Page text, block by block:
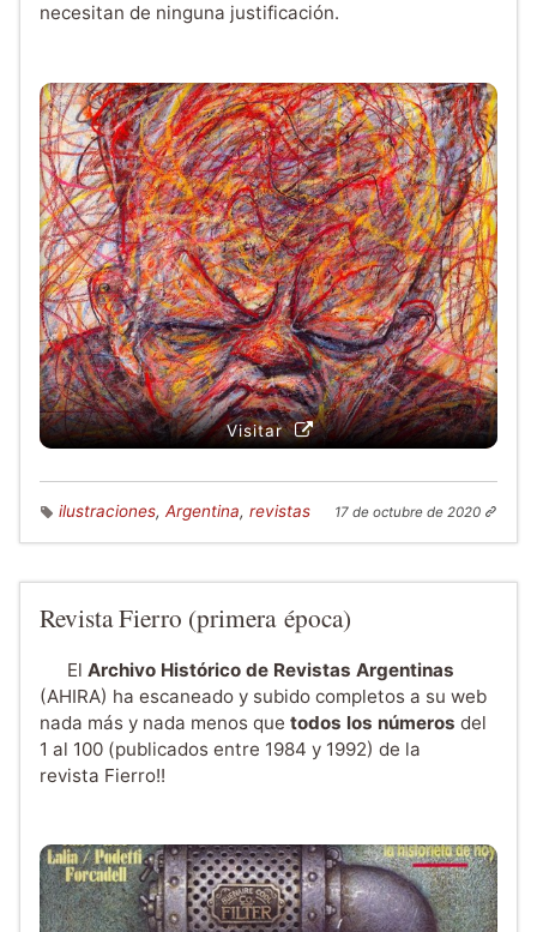
necesitan de ninguna justificación.
Visitar
ilustraciones, Argentina, revistas 17 de octubre de 2020
Revista Fierro (primera época)
El Archivo Histórico de Revistas Argentinas
(AHIRA) ha escaneado y subido completos a su web
nada más y nada menos que todos los números del
1 al 100 (publicados entre 1984 y 1992) de la
revista Fierro!!